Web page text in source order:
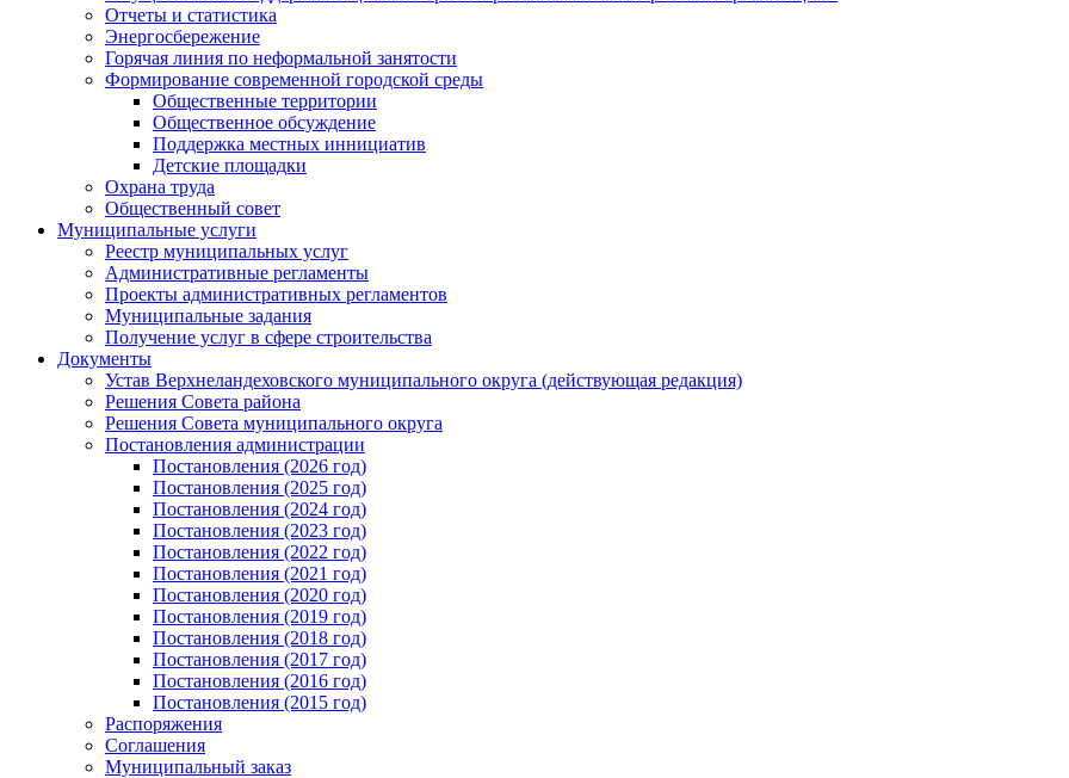
Отчеты и статистика
Энергосбережение
Горячая линия по неформальной занятости
Формирование современной городской среды
Общественные территории
Общественное обсуждение
Поддержка местных иннициатив
Детские площадки
Охрана труда
Общественный совет
Муниципальные услуги
Реестр муниципальных услуг
Административные регламенты
Проекты административных регламентов
Муниципальные задания
Получение услуг в сфере строительства
Документы
Устав Верхнеландеховского муниципального округа (действующая редакция)
Решения Совета района
Решения Совета муниципального округа
Постановления администрации
Постановления (2026 год)
Постановления (2025 год)
Постановления (2024 год)
Постановления (2023 год)
Постановления (2022 год)
Постановления (2021 год)
Постановления (2020 год)
Постановления (2019 год)
Постановления (2018 год)
Постановления (2017 год)
Постановления (2016 год)
Постановления (2015 год)
Распоряжения
Соглашения
Муниципальный заказ